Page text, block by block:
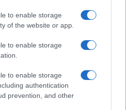
to enable storage
of the website or app.
to enable storage
to enable storage
authentication
prevention, and other
eredményei